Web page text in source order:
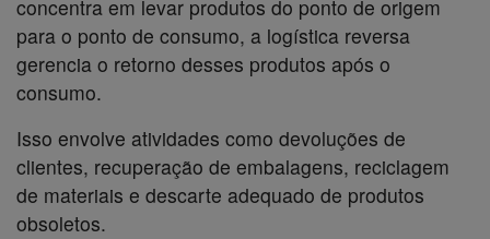
concentra em levar produtos do ponto de origem
para o ponto de consumo, a logística reversa
gerencia o retorno desses produtos após o
consumo.
Isso envolve atividades como devoluções de
clientes, recuperação de embalagens, reciclagem
de materiais e descarte adequado de produtos
obsoletos.